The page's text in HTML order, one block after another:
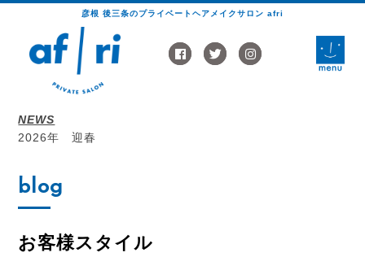
彦根 後三条のプライベートヘアメイクサロン afri
NEWS
2026年 迎春
toggle
blog
お客様スタイル